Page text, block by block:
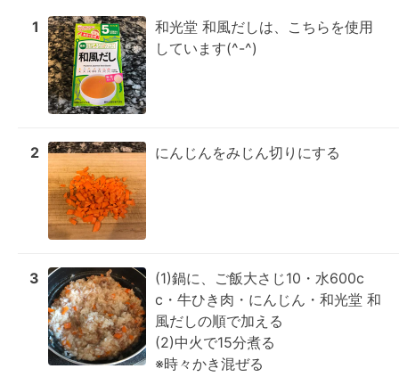
1
和光堂 和風だしは、こちらを使用
しています(^-^)
2 にんじんをみじん切りにする
3
(1)鍋に、ご飯大さじ10・水600c
c・牛ひき肉・にんじん・和光堂 和
風だしの順で加える
(2)中火で15分煮る
※時々かき混ぜる